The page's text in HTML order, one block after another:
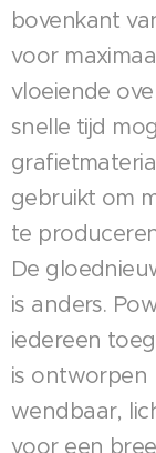
bovenkant
voor
vloeiende
snelle tijd
gebruikt om
te
De
is anders.
iedereen
is ontworpen
wendbaar,
voor een